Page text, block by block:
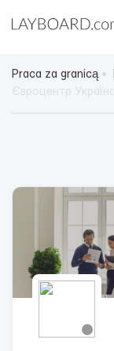
Praca za granicą